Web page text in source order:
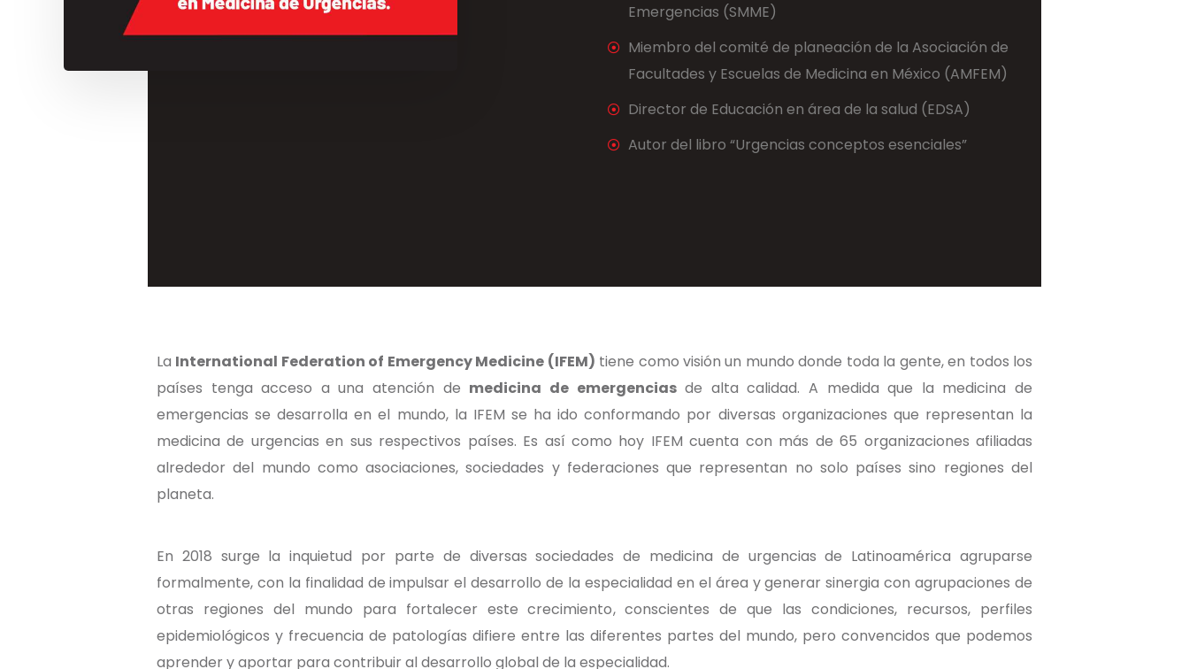
Emergencias (SMME)
Miembro del comité de planeación de la Asociación de
Facultades y Escuelas de Medicina en México (AMFEM)
Director de Educación en área de la salud (EDSA)
Autor del libro “Urgencias conceptos esenciales”
La International Federation of Emergency Medicine (IFEM) tiene como visión un mundo donde toda la gente, en todos los
países tenga acceso a una atención de medicina de emergenciasde alta calidad. A medida que la medicina de
emergencias se desarrolla en el mundo, la IFEM se ha ido conformando por diversas organizaciones que representan la
medicina de urgencias en sus respectivos países. Es así como hoy IFEM cuenta con más de 65 organizaciones afiliadas
alrededor del mundo como asociaciones, sociedades y federaciones que representan no solo países sino regiones del
planeta.
En 2018 surge la inquietud por parte de diversas sociedades de medicina de urgencias de Latinoamérica agruparse
formalmente, con la finalidad de impulsar el desarrollo de la especialidad en el área y generar sinergia con agrupaciones de
otras regiones del mundo para fortalecer este crecimiento, conscientes de que las condiciones, recursos, perfiles
epidemiológicos y frecuencia de patologías difiere entre las diferentes partes del mundo, pero convencidos que podemos
aprender y aportar para contribuir al desarrollo global de la especialidad.